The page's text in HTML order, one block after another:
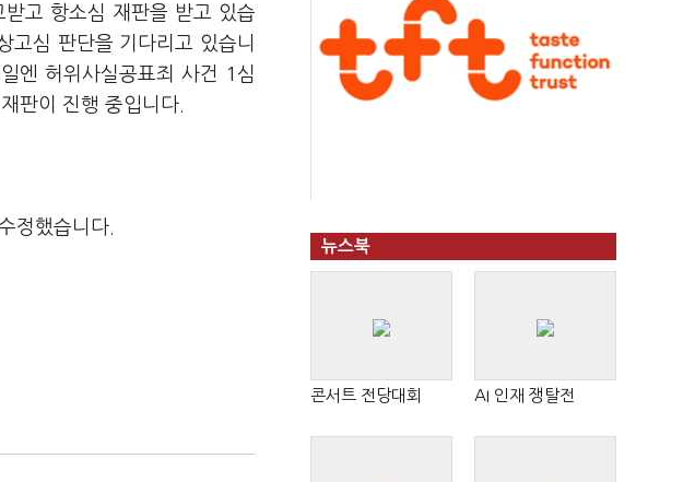
고 항소심 재판을 받고 있습
고심 판단을 기다리고 있습니
엔 허위사실공표죄 사건 1심
판이 진행 중입니다.
정했습니다.
뉴스북
콘서트 전당대회 AI 인재 쟁탈전